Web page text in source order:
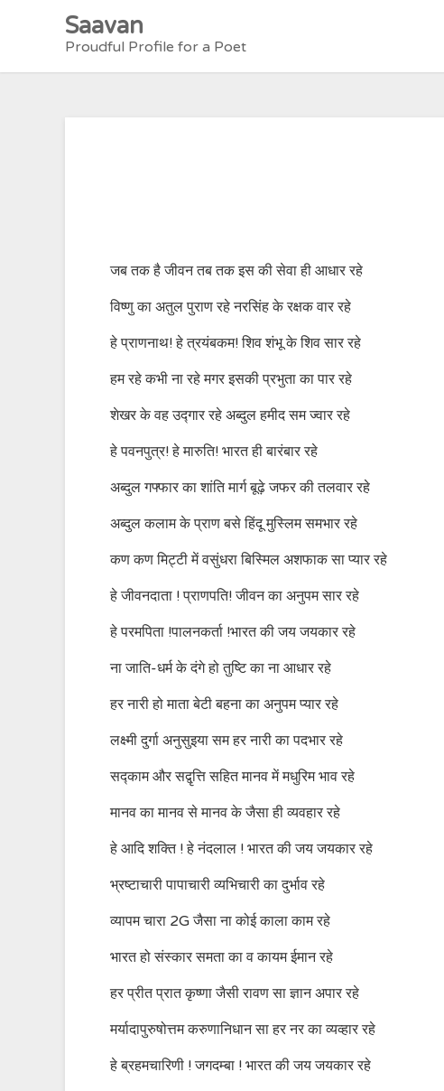
Saavan
Proudful Profile for a Poet
जब तक है जीवन तब तक इस की सेवा ही आधार रहे
विष्णु का अतुल पुराण रहे नरसिंह के रक्षक वार रहे
हे प्राणनाथ! हे त्रयंबकम! शिव शंभू के शिव सार रहे
हम रहे कभी ना रहे मगर इसकी प्रभुता का पार रहे
शेखर के वह उद्गार रहे अब्दुल हमीद सम ज्वार रहे
हे पवनपुत्र! हे मारुति! भारत ही बारंबार रहे
अब्दुल गफ्फार का शांति मार्ग बूढ़े जफर की तलवार रहे
अब्दुल कलाम के प्राण बसे हिंदू मुस्लिम समभार रहे
कण कण मिट्टी में वसुंधरा बिस्मिल अशफाक सा प्यार रहे
हे जीवनदाता ! प्राणपति! जीवन का अनुपम सार रहे
हे परमपिता !पालनकर्ता !भारत की जय जयकार रहे
ना जाति-धर्म के दंगे हो तुष्टि का ना आधार रहे
हर नारी हो माता बेटी बहना का अनुपम प्यार रहे
लक्ष्मी दुर्गा अनुसुइया सम हर नारी का पदभार रहे
सद्काम और सद्वृत्ति सहित मानव में मधुरिम भाव रहे
मानव का मानव से मानव के जैसा ही व्यवहार रहे
हे आदि शक्ति ! हे नंदलाल ! भारत की जय जयकार रहे
भ्रष्टाचारी पापाचारी व्यभिचारी का दुर्भाव रहे
व्यापम चारा 2G जैसा ना कोई काला काम रहे
भारत हो संस्कार समता का व कायम ईमान रहे
हर प्रीत प्रात कृष्णा जैसी रावण सा ज्ञान अपार रहे
मर्यादापुरुषोत्तम करुणानिधान सा हर नर का व्यव्हार रहे
हे ब्रहमचारिणी ! जगदम्बा ! भारत की जय जयकार रहे